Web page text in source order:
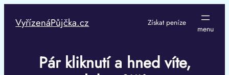
obsah
VyřízenáPůjčka.cz Získat peníze
Pár kliknutí a hned víte,